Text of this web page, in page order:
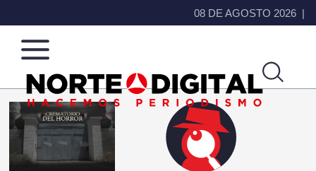
08 DE AGOSTO 2026
Norte
de
Ciudad
Más
que
noticias,